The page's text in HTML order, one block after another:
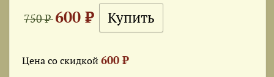
750 ₽600 ₽
Цена со скидкой 600 ₽